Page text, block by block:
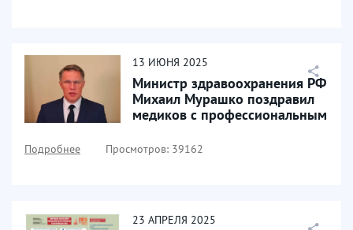
13 ИЮНЯ 2025
Министр здравоохранения РФ
Михаил Мурашко поздравил
медиков с профессиональным
Подробнее Просмотров: 39162
23 АПРЕЛЯ 2025